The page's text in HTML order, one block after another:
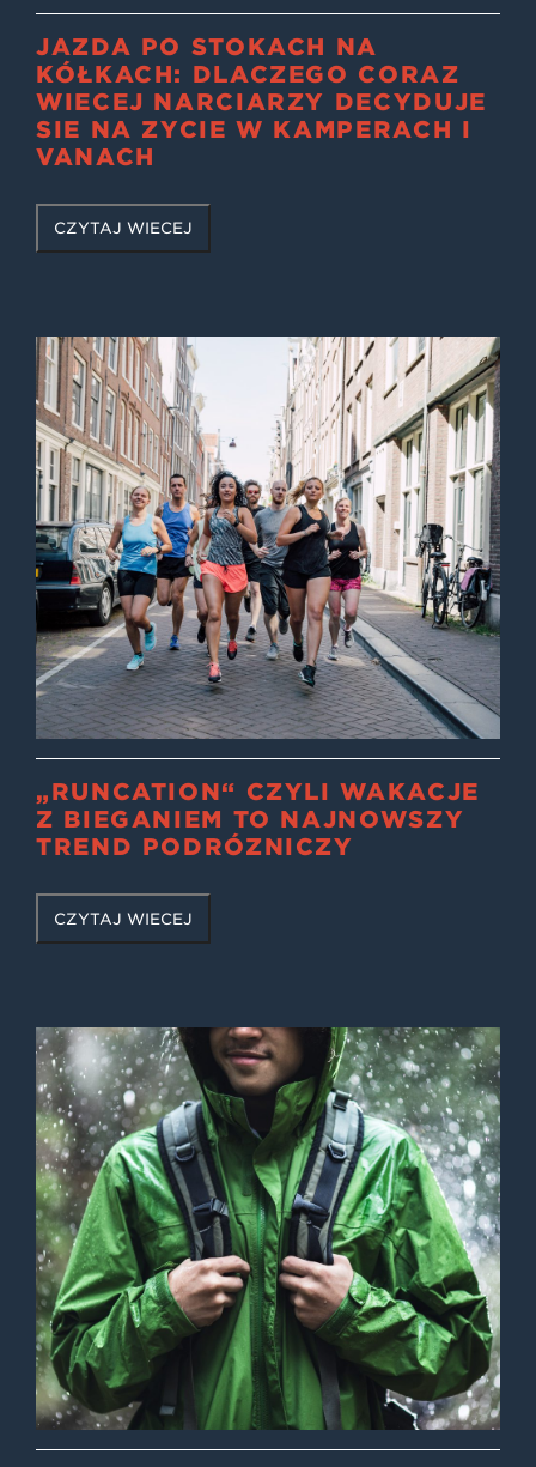
JAZDA PO STOKACH NA
KÓŁKACH: DLACZEGO CORAZ
WIĘCEJ NARCIARZY DECYDUJE
SIĘ NA ŻYCIE W KAMPERACH I
VANACH
CZYTAJ WIĘCEJ
„RUNCATION“ CZYLI WAKACJE
Z BIEGANIEM TO NAJNOWSZY
TREND PODRÓŻNICZY
CZYTAJ WIĘCEJ